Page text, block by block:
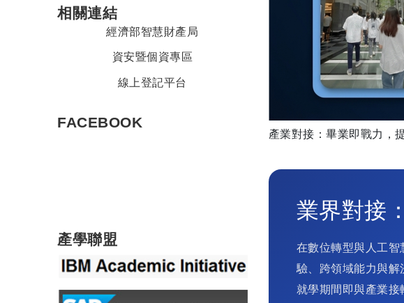
相關連結
經濟部智慧財產局
資安暨個資專區
線上登記平台
FACEBOOK
產學聯盟
產業對接：畢業即戰力，
業界對接
在數位轉型與人工
驗、跨領域能力與
就學期間即與產業接